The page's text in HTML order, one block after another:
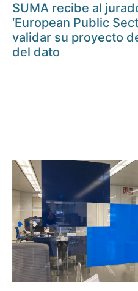
SUMA recibe al
‘European Public
validar su proyecto
del dato